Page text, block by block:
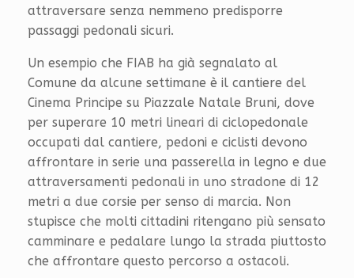
attraversare senza nemmeno predisporre
passaggi pedonali sicuri.
Un esempio che FIAB ha già segnalato al
Comune da alcune settimane è il cantiere del
Cinema Principe su Piazzale Natale Bruni, dove
per superare 10 metri lineari di ciclopedonale
occupati dal cantiere, pedoni e ciclisti devono
affrontare in serie una passerella in legno e due
attraversamenti pedonali in uno stradone di 12
metri a due corsie per senso di marcia. Non
stupisce che molti cittadini ritengano più sensato
camminare e pedalare lungo la strada piuttosto
che affrontare questo percorso a ostacoli.